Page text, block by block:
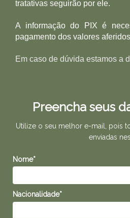
tratativas seguirão por ele.
A informação do PIX é
pagamento dos valores
Em caso de dúvida estamos a
Preencha seus
Utilize o seu melhor e-mail, pois
enviadas
Nome*
Nacionalidade*